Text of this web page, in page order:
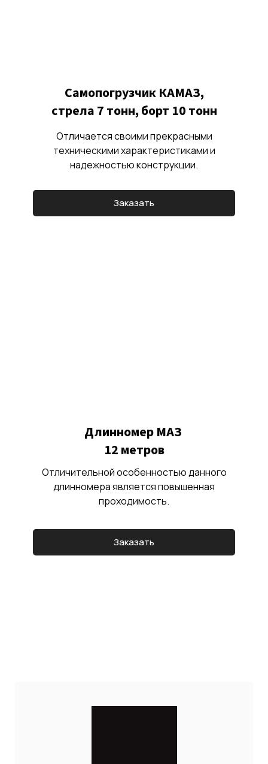
Самопогрузчик КАМАЗ,
стрела 7 тонн, борт 10 тонн
Отличается своими прекрасными
техническими характеристиками и
надежностью конструкции.
Заказать
Длинномер МАЗ
12 метров
Отличительной особенностью данного
длинномера является повышенная
проходимость.
Заказать